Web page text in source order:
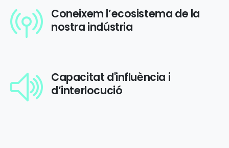
Coneixem l’ecosistema de la
nostra indústria
Capacitat d'influència i
d’interlocució